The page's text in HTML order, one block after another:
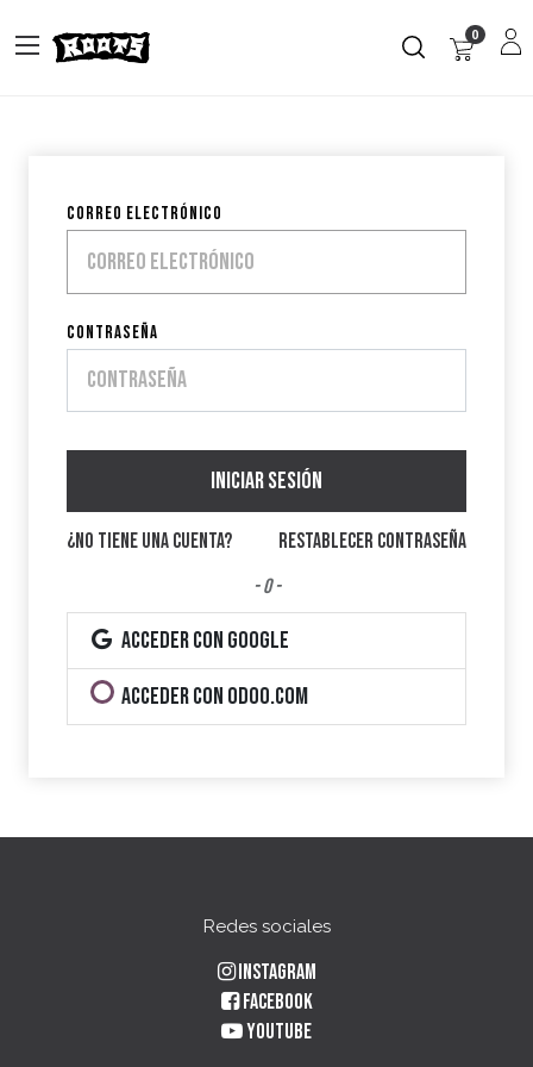
0
Correo electrónico
Contraseña
Iniciar sesión
¿No tiene una cuenta?
Restablecer contraseña
- o -
Acceder con Google
Acceder con Odoo.com
Redes sociales
Instagram
Facebook
YouTube